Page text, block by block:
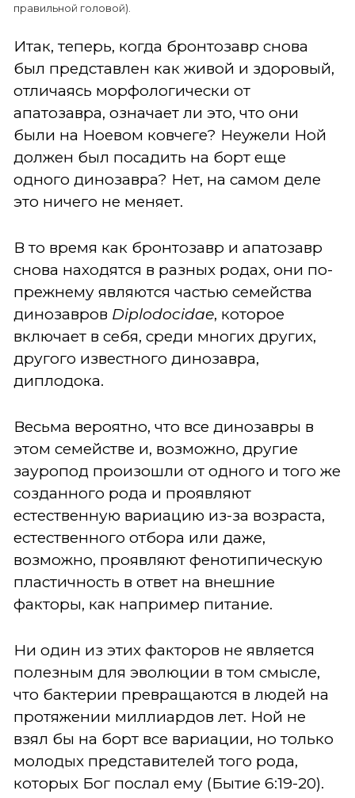
правильной головой).
Итак, теперь, когда бронтозавр снова
был представлен как живой и здоровый,
отличаясь морфологически от
апатозавра, означает ли это, что они
были на Ноевом ковчеге? Неужели Ной
должен был посадить на борт еще
одного динозавра? Нет, на самом деле
это ничего не меняет.
В то время как бронтозавр и апатозавр
снова находятся в разных родах, они по-
прежнему являются частью семейства
динозавров Diplodocidae, которое
включает в себя, среди многих других,
другого известного динозавра,
диплодока.
Весьма вероятно, что все динозавры в
этом семействе и, возможно, другие
зауропод произошли от одного и того же
созданного рода и проявляют
естественную вариацию из-за возраста,
естественного отбора или даже,
возможно, проявляют фенотипическую
пластичность в ответ на внешние
факторы, как например питание.
Ни один из этих факторов не является
полезным для эволюции в том смысле,
что бактерии превращаются в людей на
протяжении миллиардов лет. Ной не
взял бы на борт все вариации, но только
молодых представителей того рода,
которых Бог послал ему (Бытие 6:19-20).